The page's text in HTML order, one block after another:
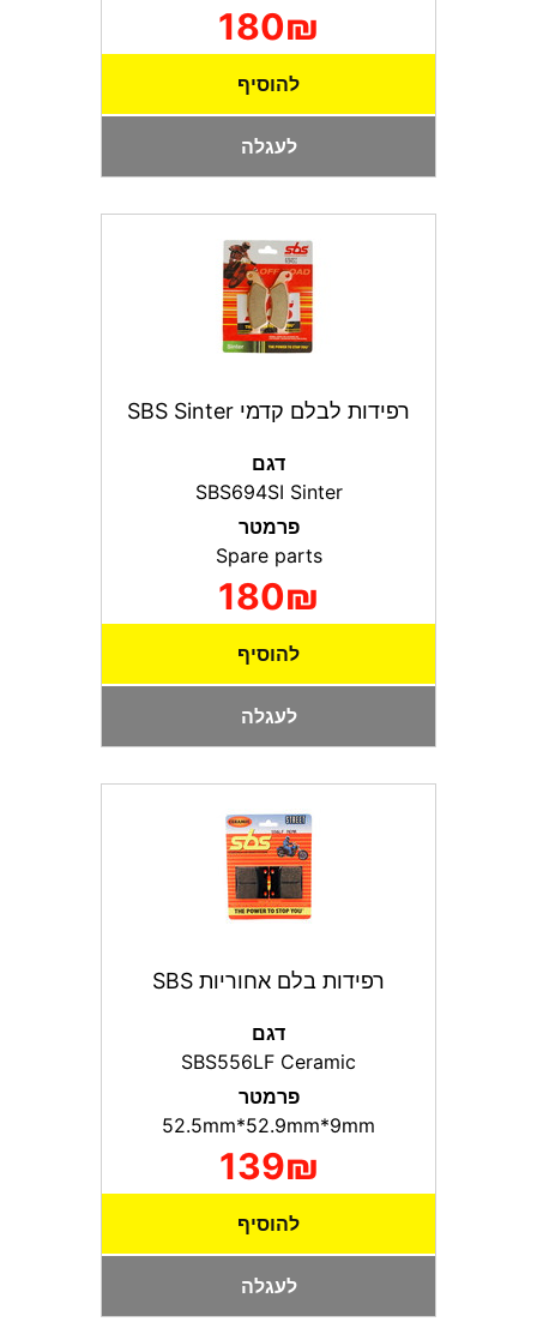
180₪
להוסיף
לעגלה
רפידות לבלם קדמי SBS Sinter
דגם
SBS694SI Sinter
פרמטר
Spare parts
180₪
להוסיף
לעגלה
רפידות בלם אחוריות SBS
דגם
SBS556LF Ceramic
פרמטר
139₪
להוסיף
לעגלה